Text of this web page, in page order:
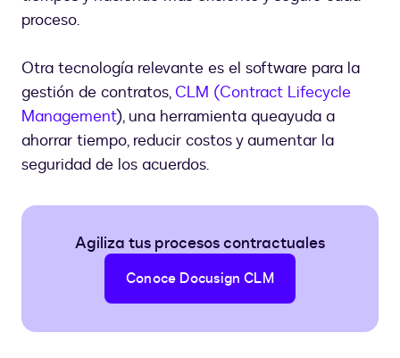
proceso.
Otra tecnología relevante es el software para la
gestión de contratos, CLM (Contract Lifecycle
Management), una herramienta queayuda a
ahorrar tiempo, reducir costos y aumentar la
seguridad de los acuerdos.
Agiliza tus procesos contractuales
Conoce Docusign CLM